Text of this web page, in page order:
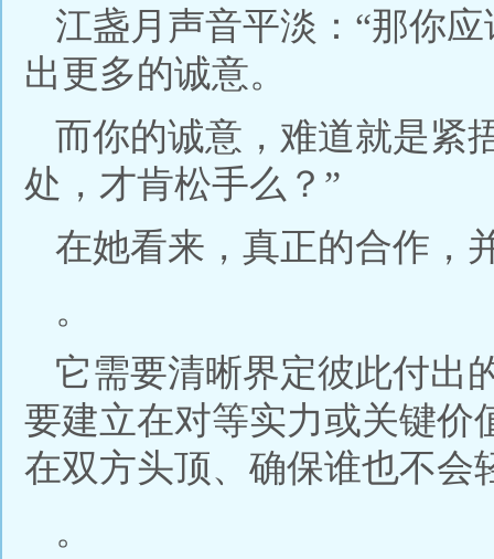
江盏月声音平淡：“那你
出更多的诚意。
而你的诚意，难道就是紧
处，才肯松手么？”
在她看来，真正的合作，
。
它需要清晰界定彼此付出
要建立在对等实力或关键价
在双方头顶、确保谁也不会
。